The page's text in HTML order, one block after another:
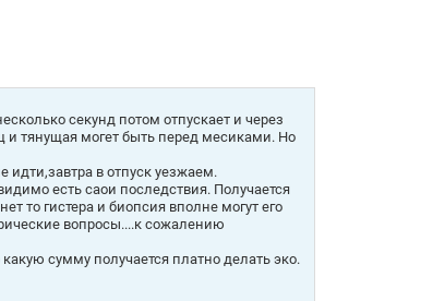
секунд потом отпускает и через
и тянущая могет быть перед месиками. Но
в отпуск уезжаем.
есть саои последствия. Получается
то гистера и биопсия вполне могут его
вопросы....к сожалению
сумму получается платно делать эко.